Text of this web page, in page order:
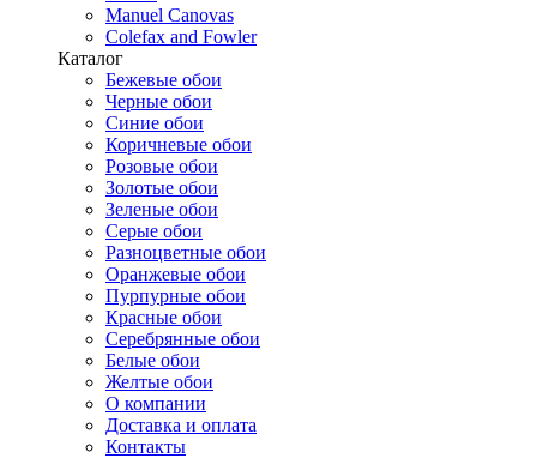
Manuel Canovas
Colefax and Fowler
Каталог
Бежевые обои
Черные обои
Синие обои
Коричневые обои
Розовые обои
Золотые обои
Зеленые обои
Серые обои
Разноцветные обои
Оранжевые обои
Пурпурные обои
Красные обои
Серебрянные обои
Белые обои
Желтые обои
О компании
Доставка и оплата
Контакты